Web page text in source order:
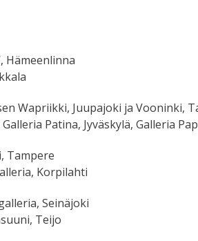
Hämeenlinna
Wapriikki, Juupajoki ja Vooninki,
Patina, Jyväskylä, Galleria
Tampere
Korpilahti
Seinäjoki
Teijo